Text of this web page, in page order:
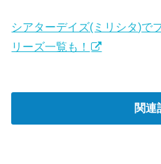
シアターデイズ(ミリシタ)で
リーズ一覧も！
関連